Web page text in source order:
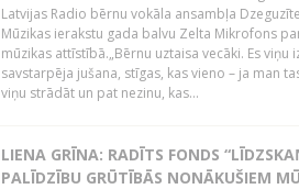
Latvijas Radio bērnu vokāla ansambļa
Mūzikas ierakstu gada balvu Zelta Mikrofons
mūzikas attīstībā.„Bērnu uztaisa vecāki. Es viņu
savstarpēja jušana, stīgas, kas vieno – ja man
viņu strādāt un pat nezinu, kas...
LIENA GRĪNA: RADĪTS FONDS
PALĪDZĪBU GRŪTĪBĀS NONĀKUŠIEM